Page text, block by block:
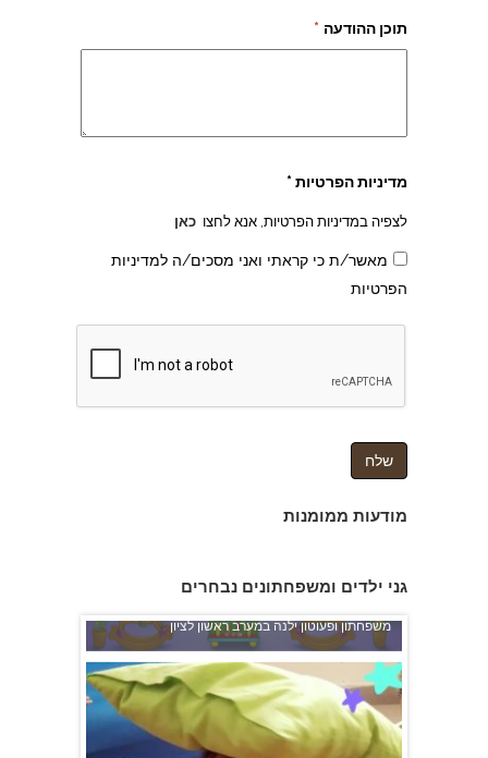
תוכן ההודעה *
מדיניות הפרטיות *
לצפיה במדיניות הפרטיות, אנא לחצו כאן
מאשר/ת כי קראתי ואני מסכים/ה למדיניות
הפרטיות
מודעות ממומנות
גני ילדים ומשפחתונים נבחרים
משפחתון ופעוטון ילנה במערב ראשון לציון